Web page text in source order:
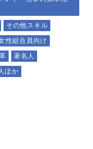
その他スキル
性組合員向け
著名人
ほか